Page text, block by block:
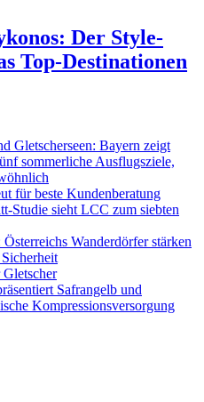
Der Style-
Top-Destinationen
Gletscherseen: Bayern zeigt
sommerliche Ausflugsziele,
für beste Kundenberatung
Studie sieht LCC zum siebten
Wanderdörfer stärken
Safrangelb und
Kompressionsversorgung